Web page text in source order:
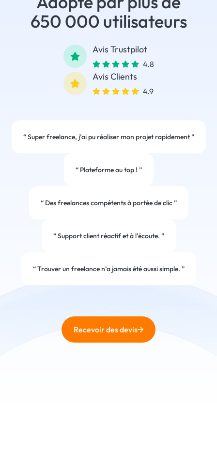
650 000 utilisateurs
Avis Trustpilot
4.8
Avis Clients
4.9
“Super freelance, j’ai pu réaliser mon projet rapidement”
“Plateforme au top ! ”
“Des freelances compétents à portée de clic”
“Support client réactif et à l’écoute. ”
“Trouver un freelance n’a jamais été aussi simple. ”
Recevoir des devis